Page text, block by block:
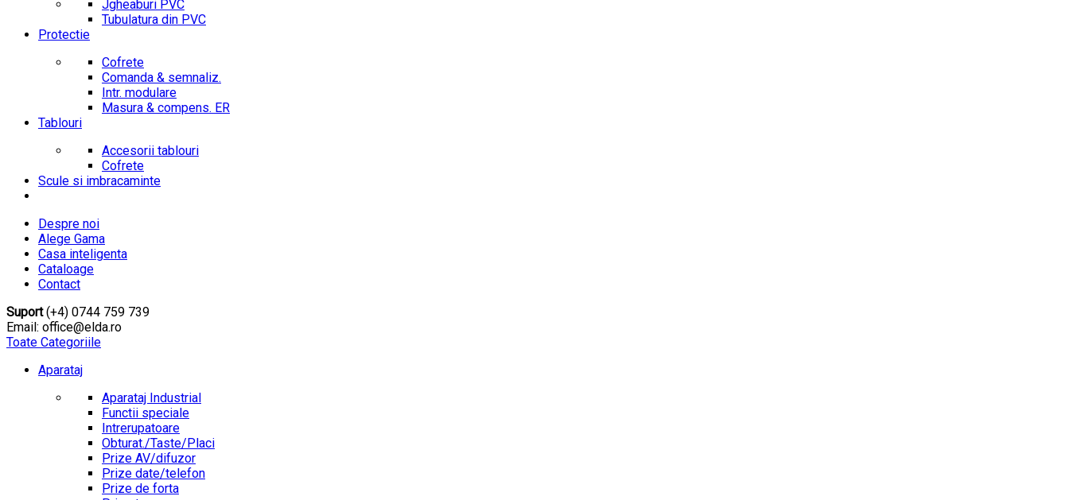
Jgheaburi PVC
Tubulatura din PVC
Protectie
Cofrete
Comanda & semnaliz.
Intr. modulare
Masura & compens. ER
Tablouri
Accesorii tablouri
Cofrete
Scule si imbracaminte
Despre noi
Alege Gama
Casa inteligenta
Cataloage
Contact
Suport(+4) 0744 759 739
Email: office@elda.ro
Toate Categoriile
Aparataj
Aparataj Industrial
Functii speciale
Intrerupatoare
Obturat./Taste/Placi
Prize AV/difuzor
Prize date/telefon
Prize de forta